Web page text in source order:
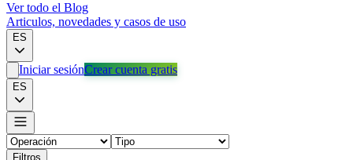
Ver todo el Blog
Articulos, novedades y casos de uso
ES
Iniciar sesiónCrear cuenta gratis
ES
Filtros